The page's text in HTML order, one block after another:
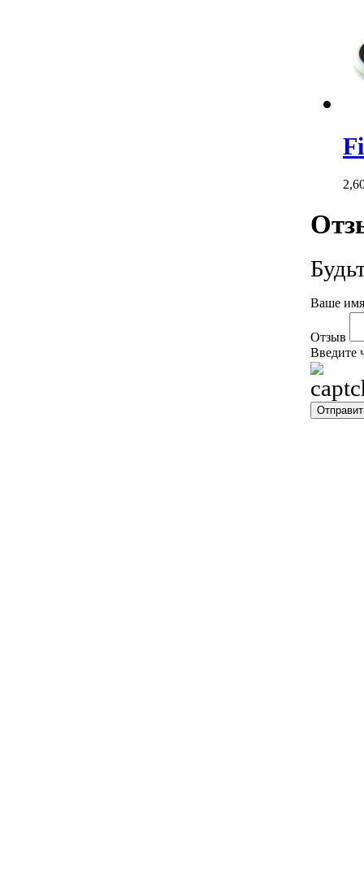
Ваше
Отзыв
Введите